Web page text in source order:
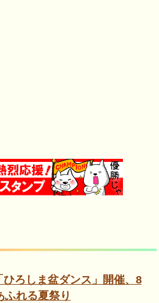
ひろしま盆ダンス」開催、8
ふれる夏祭り